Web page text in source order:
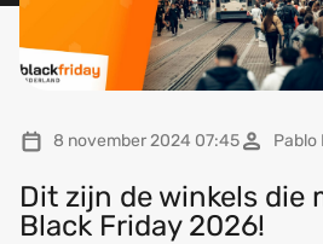
8 november 2024 07:45 Pablo
Dit zijn de winkels die
Black Friday 2026!